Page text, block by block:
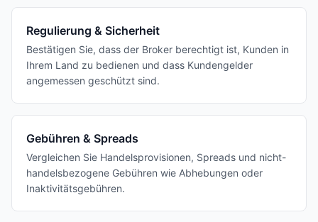
Regulierung & Sicherheit
Bestätigen Sie, dass der Broker berechtigt ist, Kunden in
Ihrem Land zu bedienen und dass Kundengelder
angemessen geschützt sind.
Gebühren & Spreads
Vergleichen Sie Handelsprovisionen, Spreads und nicht-
handelsbezogene Gebühren wie Abhebungen oder
Inaktivitätsgebühren.